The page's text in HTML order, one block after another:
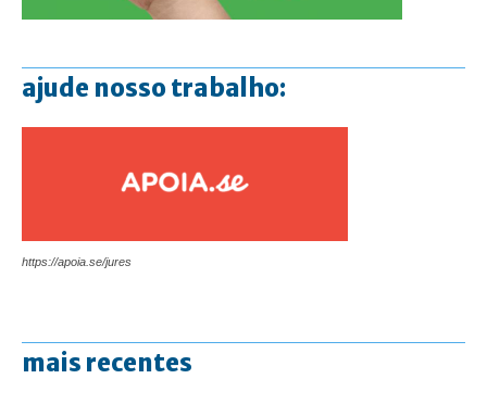
ajude nosso trabalho:
https://apoia.se/jures
mais recentes